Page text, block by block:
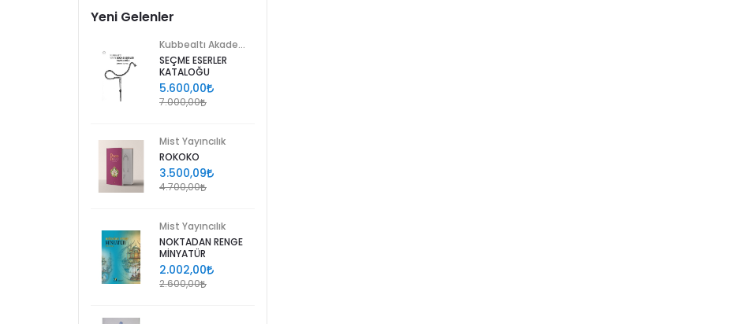
Yeni Gelenler
SEÇME ESERLER
KATALOĞU
5.600,00
7.000,00
Mist Yayıncılık
ROKOKO
3.500,09
4.700,00
Mist Yayıncılık
NOKTADAN RENGE
MİNYATÜR
2.002,00
2.600,00